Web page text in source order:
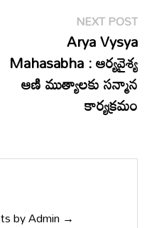
NEXT POST
Arya Vysya
Mahasabha : ఆర్యవైశ్య
ఆణి ముత్యాలకు సన్మాన
కార్యక్రమం
by Admin →